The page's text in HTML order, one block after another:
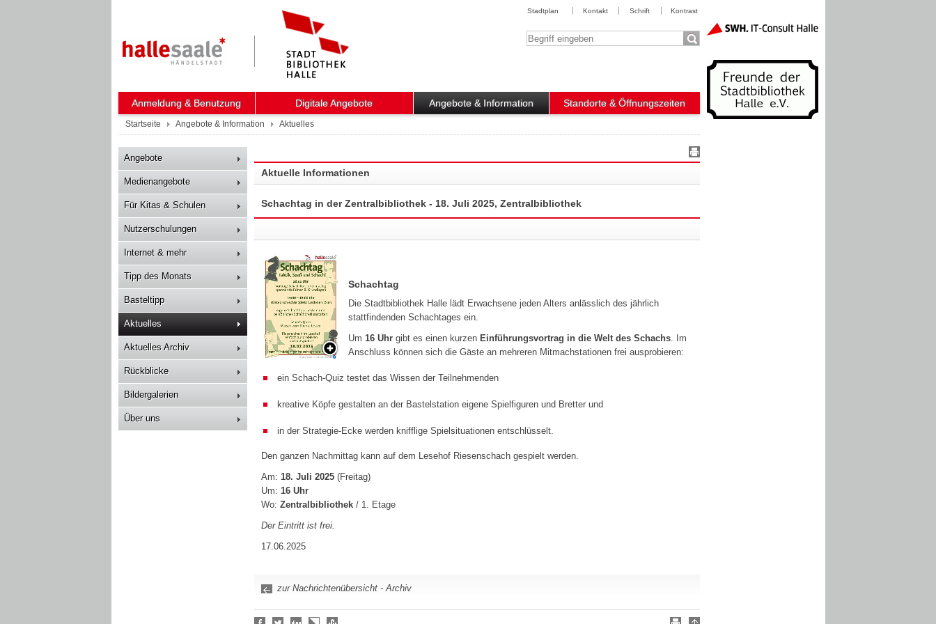
Stadtplan Kontakt Schrift Kontrast
Suchbegriff
Anmeldung & Benutzung Digitale Angebote Angebote & Information Standorte & Öffnungszeiten
Startseite Angebote & Information Aktuelles
Angebote
Medienangebote
Für Kitas & Schulen
Nutzerschulungen
Internet & mehr
Tipp des Monats
Basteltipp
Aktuelles
Aktuelles Archiv
Rückblicke
Bildergalerien
Über uns
Aktuelle Informationen
Schachtag in der Zentralbibliothek - 18. Juli 2025, Zentralbibliothek
Schachtag
Die Stadtbibliothek Halle lädt Erwachsene jeden Alters anlässlich des jährlich
stattfindenden Schachtages ein.
Um 16 Uhrgibt es einen kurzen Einführungsvortrag in die Welt des Schachs. Im
Anschluss können sich die Gäste an mehreren Mitmachstationen frei ausprobieren:
ein Schach-Quiz testet das Wissen der Teilnehmenden
kreative Köpfe gestalten an der Bastelstation eigene Spielfiguren und Bretter und
in der Strategie-Ecke werden knifflige Spielsituationen entschlüsselt.
Den ganzen Nachmittag kann auf dem Lesehof Riesenschach gespielt werden.
Am: 18. Juli 2025(Freitag)
Um: 16 Uhr
Wo: Zentralbibliothek/ 1. Etage
Der Eintritt ist frei.
17.06.2025
zur Nachrichtenübersicht - Archiv